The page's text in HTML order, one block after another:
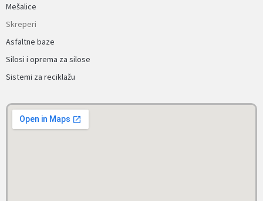
Mešalice
Skreperi
Asfaltne baze
Silosi i oprema za silose
Sistemi za reciklažu